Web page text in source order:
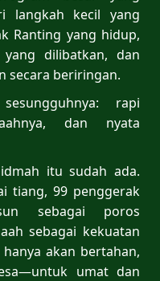
langkah kecil yang
Ranting yang hidup,
dilibatkan, dan
secara beriringan.
rapi
dan nyata
itu sudah ada.
tiang, 99 penggerak
sebagai poros
sebagai kekuatan
akan bertahan,
umat dan